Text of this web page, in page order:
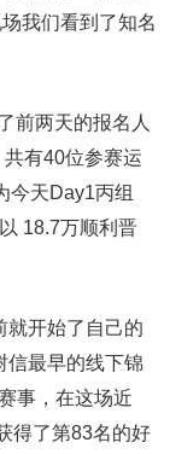
我们看到了知名
前两天的报名人
有40位参赛运
今天Day1丙组
18.7万顺利晋
就开始了自己的
信最早的线下锦
事，在这场近
得了第83名的好